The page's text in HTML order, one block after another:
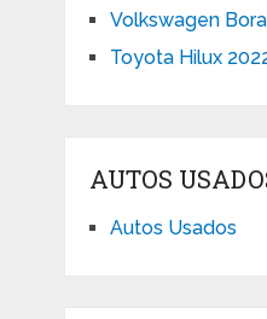
Volkswagen
Toyota Hilux
AUTOS
Autos Usados